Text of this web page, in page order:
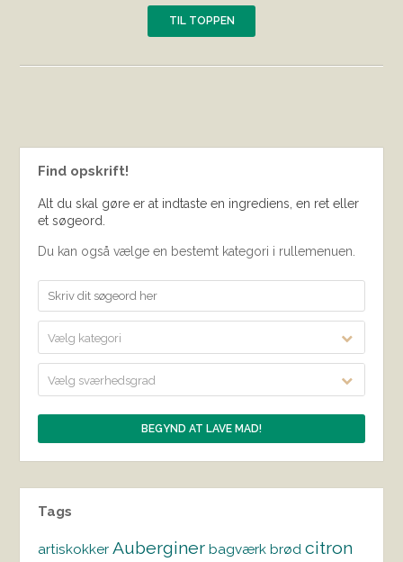
TIL TOPPEN
Find opskrift!
Alt du skal gøre er at indtaste en ingrediens, en ret eller
et søgeord.
Du kan også vælge en bestemt kategori i rullemenuen.
Vælg kategori
Vælg sværhedsgrad
Tags
artiskokker Auberginer bagværk brød citron